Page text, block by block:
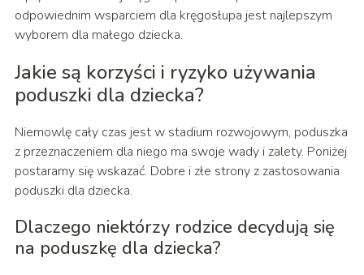
odpowiednim wsparciem dla kręgosłupa jest najlepszym
wyborem dla małego dziecka.
Jakie są korzyści i ryzyko używania
poduszki dla dziecka?
Niemowlę cały czas jest w stadium rozwojowym, poduszka
z przeznaczeniem dla niego ma swoje wady i zalety. Poniżej
postaramy się wskazać. Dobre i złe strony z zastosowania
poduszki dla dziecka.
Dlaczego niektórzy rodzice decydują się
na poduszkę dla dziecka?